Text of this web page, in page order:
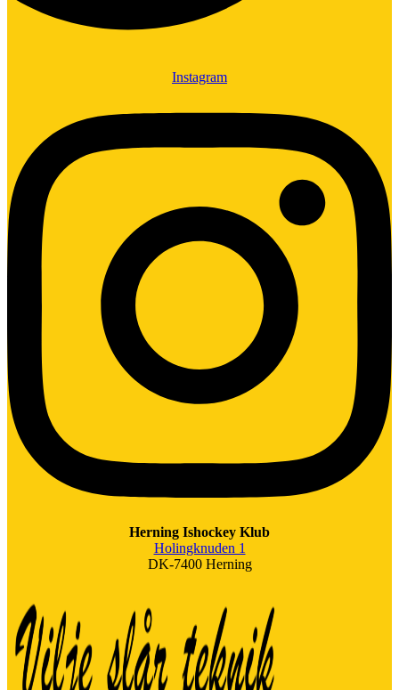
Instagram
Herning Ishockey Klub
Holingknuden 1
DK-7400 Herning